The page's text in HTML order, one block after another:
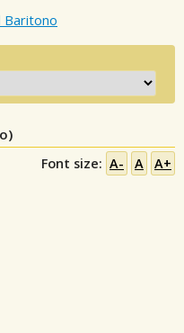
Baritono
Font size: A- A A+